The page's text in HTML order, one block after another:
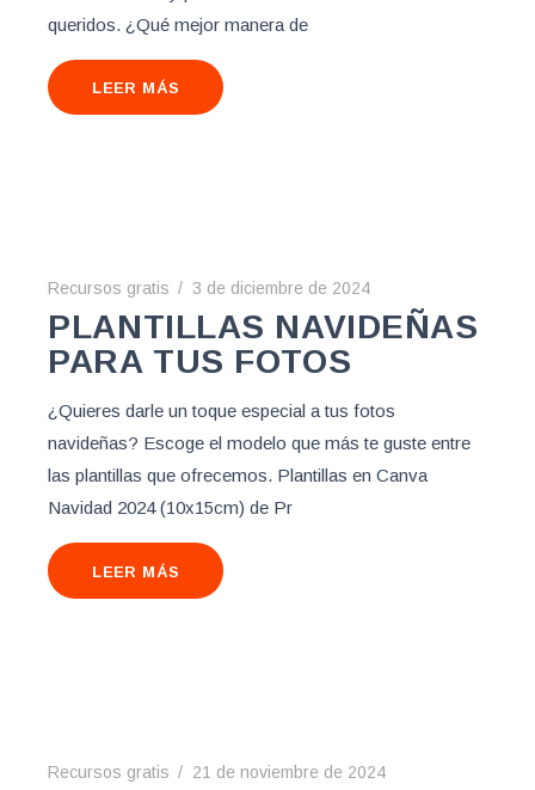
queridos. ¿Qué mejor manera de
LEER MÁS
Recursos gratis 3 de diciembre de 2024
PLANTILLAS NAVIDEÑAS
PARA TUS FOTOS
¿Quieres darle un toque especial a tus fotos
navideñas? Escoge el modelo que más te guste entre
las plantillas que ofrecemos. Plantillas en Canva
Navidad 2024 (10x15cm) de Pr
LEER MÁS
Recursos gratis 21 de noviembre de 2024